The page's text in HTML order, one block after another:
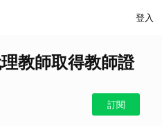
登入
教師取得教師證
訂閱